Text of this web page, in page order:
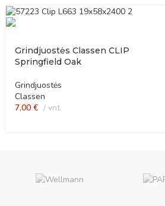
Grindjuostės Classen CLIP
Springfield Oak
Grindjuostės
Classen
7,00 € vnt.